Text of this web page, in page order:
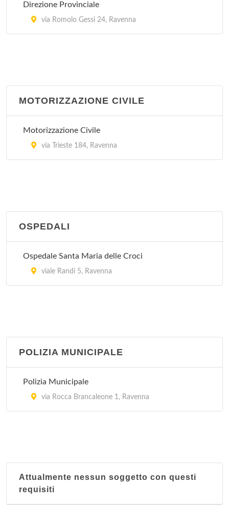
Direzione Provinciale
via Romolo Gessi 24, Ravenna
MOTORIZZAZIONE CIVILE
Motorizzazione Civile
via Trieste 184, Ravenna
OSPEDALI
Ospedale Santa Maria delle Croci
viale Randi 5, Ravenna
POLIZIA MUNICIPALE
Polizia Municipale
via Rocca Brancaleone 1, Ravenna
Attualmente nessun soggetto con questi
requisiti